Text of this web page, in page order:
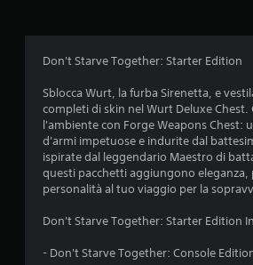
Don't Starve Together: Starter Edition
Sblocca Wurt, la furba Sirenetta, e
completi di skin nel Wurt Deluxe Chest.
l'ambiente con Forge Weapons Chest:
d'armi impetuose e indurite dal
ispirate dal leggendario Maestro di
questi pacchetti aggiungono eleganza,
personalità al tuo viaggio per la
Don't Starve Together: Starter Edition
- Don't Starve Together: Console